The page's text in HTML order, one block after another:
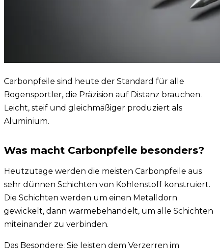
Carbonpfeile sind heute der Standard für alle
Bogensportler, die Präzision auf Distanz brauchen.
Leicht, steif und gleichmäßiger produziert als
Aluminium.
Was macht Carbonpfeile besonders?
Heutzutage werden die meisten Carbonpfeile aus
sehr dünnen Schichten von Kohlenstoff konstruiert.
Die Schichten werden um einen Metalldorn
gewickelt, dann wärmebehandelt, um alle Schichten
miteinander zu verbinden.
Das Besondere: Sie leisten dem Verzerren im